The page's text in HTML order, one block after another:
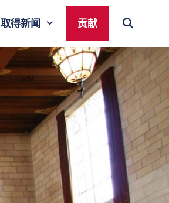
取得新闻 贡献